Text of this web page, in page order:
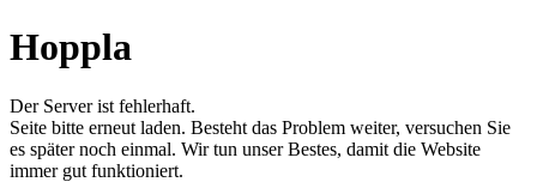
Hoppla
Der Server ist fehlerhaft.
Seite bitte erneut laden. Besteht das Problem weiter, versuchen Sie
es später noch einmal. Wir tun unser Bestes, damit die Website
immer gut funktioniert.